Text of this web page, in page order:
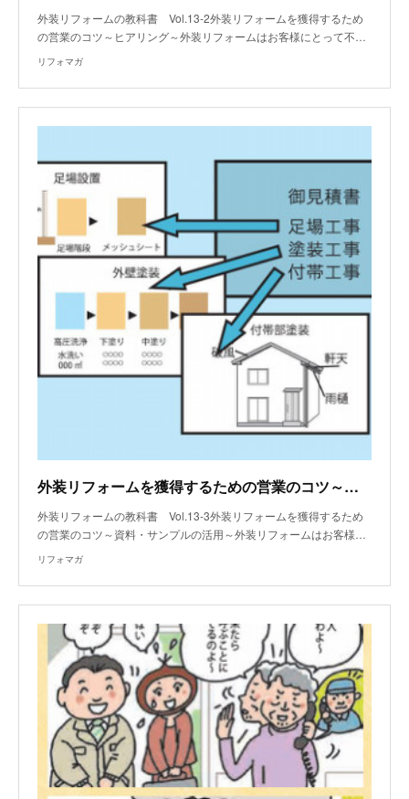
外装リフォームの教科書 Vol.13-2外装リフォームを獲得するため
の営業のコツ～ヒアリング～外装リフォームはお客様にとって不…
リフォマガ
外装リフォームを獲得するための営業のコツ～資料・サンプルの活用～
外装リフォームの教科書 Vol.13-3外装リフォームを獲得するため
の営業のコツ～資料・サンプルの活用～外装リフォームはお客様…
リフォマガ